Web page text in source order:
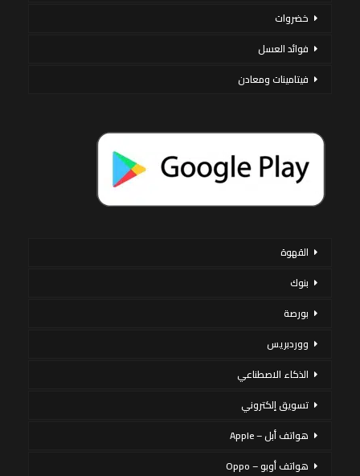
خضروات
فوائد العسل
فيتامينات ومعادن
القهوة
بنوك
بورصة
ووردبريس
الذكاء الاصطناعي
تسويق إلكتروني
هواتف أبل – Apple
هواتف أوبو – Oppo